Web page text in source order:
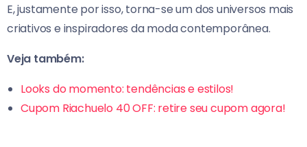
E, justamente por isso, torna-se um dos universos mais
criativos e inspiradores da moda contemporânea.
Veja também:
Looks do momento: tendências e estilos!
Cupom Riachuelo 40 OFF: retire seu cupom agora!